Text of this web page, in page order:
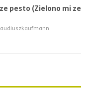
pesto (Zielono mi ze